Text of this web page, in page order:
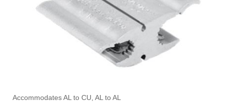
Accommodates AL to CU, AL to AL